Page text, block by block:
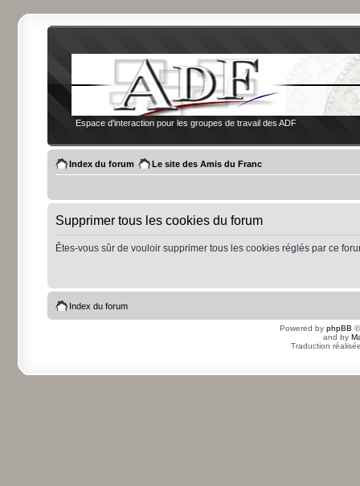
Espace d'interaction pour les groupes de travail des ADF
Index du forum Le site des Amis du Franc
Supprimer tous les cookies du forum
Êtes-vous sûr de vouloir supprimer tous les cookies réglés par ce
Index du forum
Powered by phpBB
and by
Traduction